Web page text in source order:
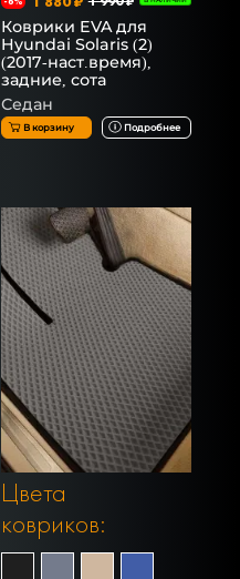
Коврики EVA для
Hyundai Solaris (2)
(2017-наст.время),
задние, сота
Седан
В корзину Подробнее
Цвета
ковриков: